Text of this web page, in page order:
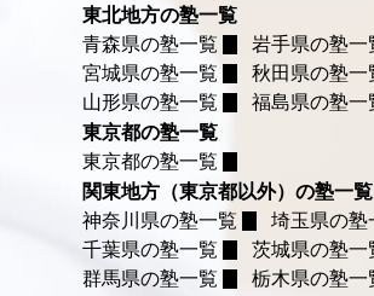
東北地方の塾一覧
青森県の塾一覧
岩手県の塾一
宮城県の塾一覧
秋田県の塾一
山形県の塾一覧
福島県の塾一
東京都の塾一覧
東京都の塾一覧
関東地方（東京都以外）の塾一覧
神奈川県の塾一覧
埼玉県の塾
千葉県の塾一覧
茨城県の塾一
群馬県の塾一覧
栃木県の塾一